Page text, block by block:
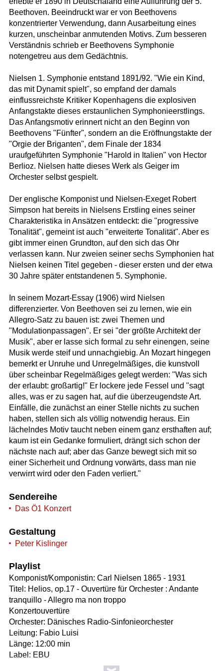
Beethoven. Beeindruckt war er von Beethovens
konzentrierter Verwendung, dann Ausarbeitung eines
kurzen, unscheinbar anmutenden Motivs. Zum besseren
Verständnis schrieb er Beethovens Symphonie
notengetreu aus dem Gedächtnis.
Nielsen 1. Symphonie entstand 1891/92. "Wie ein Kind,
das mit Dynamit spielt", so empfand der damals
einflussreichste Kritiker Kopenhagens die explosiven
Anfangstakte dieses erstaunlichen Symphonieerstlings.
Das Anfangsmotiv erinnert nicht an den Beginn von
Beethovens "Fünfter", sondern an die Eröffnungstakte der
"Orgie der Briganten", dem Finale der 1834
uraufgeführten Symphonie "Harold in Italien" von Hector
Berlioz. Nielsen hatte dieses Werk als Geiger im
Orchester selbst gespielt.
Der englische Komponist und Nielsen-Exeget Robert
Simpson hat bereits in Nielsens Erstling eines seiner
Charakteristika in Ansätzen entdeckt: die "progressive
Tonalität", gemeint ist auch "erweiterte Tonalität". Aber es
gibt immer einen Grundton, auf den sich das Ohr
verlassen kann. Nur zweien seiner sechs Symphonien hat
Nielsen keinen Titel gegeben - dieser ersten und der etwa
30 Jahre später entstandenen 5. Symphonie.
In seinem Mozart-Essay (1906) wird Nielsen
differenzierter. Von Beethoven sei zu lernen, wie ein
Allegro-Satz zu bauen ist: zwei Themen und
"Modulationpassagen". Er sei "der größte Architekt der
Musik", aber er lasse sich formal zu sehr einengen, seine
Musik werde steif und unnachgiebig. An Mozart hingegen
bemerkt er Unruhe und Unregelmäßiges, die kunstvoll
über scheinbar Regelmäßiges gelegt werden: "Was sich
der erlaubt: großartig!" Er lockere jede Fessel und "sagt
alles, was er zu sagen hat, auf die überzeugendste Art.
Einfälle, die zunächst an einer Stelle nichts zu suchen
haben, stellen sich als völlig notwendig heraus. Ein
lächelndes Motiv taucht neben einem ganz ersthaften auf;
kaum ist ein Gedanke formuliert, drängt sich schon der
nächste nach auf; aber das Ganze bewegt sich mit so
einer Sicherheit und Ordnung vorwärts, dass man nie
verwirrt wird oder den Faden verliert."
Sendereihe
Das Ö1 Konzert
Gestaltung
Peter Kislinger
Playlist
Komponist/Komponistin: Carl Nielsen 1865 - 1931
Titel: Helios, op.17 - Ouvertüre für Orchester : Andante
tranquillo - Allegro ma non troppo
Konzertouvertüre
Orchester: Dänisches Radio-Sinfonieorchester
Leitung: Fabio Luisi
Länge: 12:00 min
Label: EBU